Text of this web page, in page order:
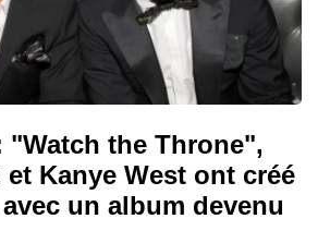
"Watch the Throne",
Kanye West ont créé
un album devenu